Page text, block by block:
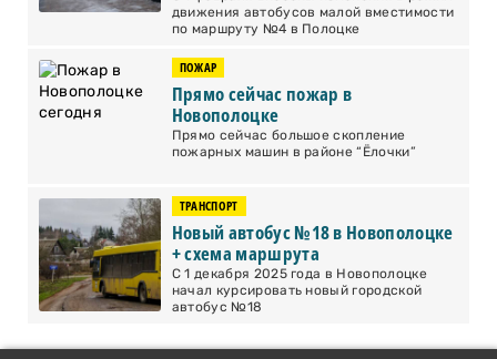
движения автобусов малой вместимости
по маршруту №4 в Полоцке
ПОЖАР
Прямо сейчас пожар в
Новополоцке
Прямо сейчас большое скопление
пожарных машин в районе “Ёлочки”
ТРАНСПОРТ
Новый автобус №18 в Новополоцке
+ схема маршрута
С 1 декабря 2025 года в Новополоцке
начал курсировать новый городской
автобус №18